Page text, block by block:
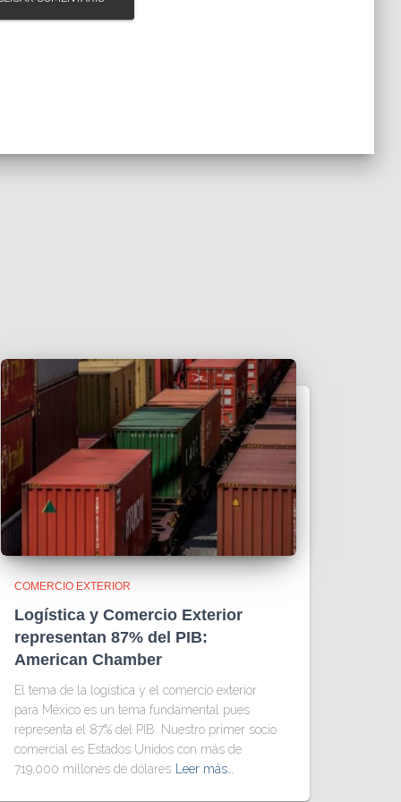
COMERCIO EXTERIOR
Logística y Comercio Exterior
representan 87% del PIB:
American Chamber
El tema de la logística y el comercio exterior
para México es un tema fundamental pues
representa el 87% del PIB. Nuestro primer socio
comercial es Estados Unidos con más de
719,000 millones de dólares
Leer más…